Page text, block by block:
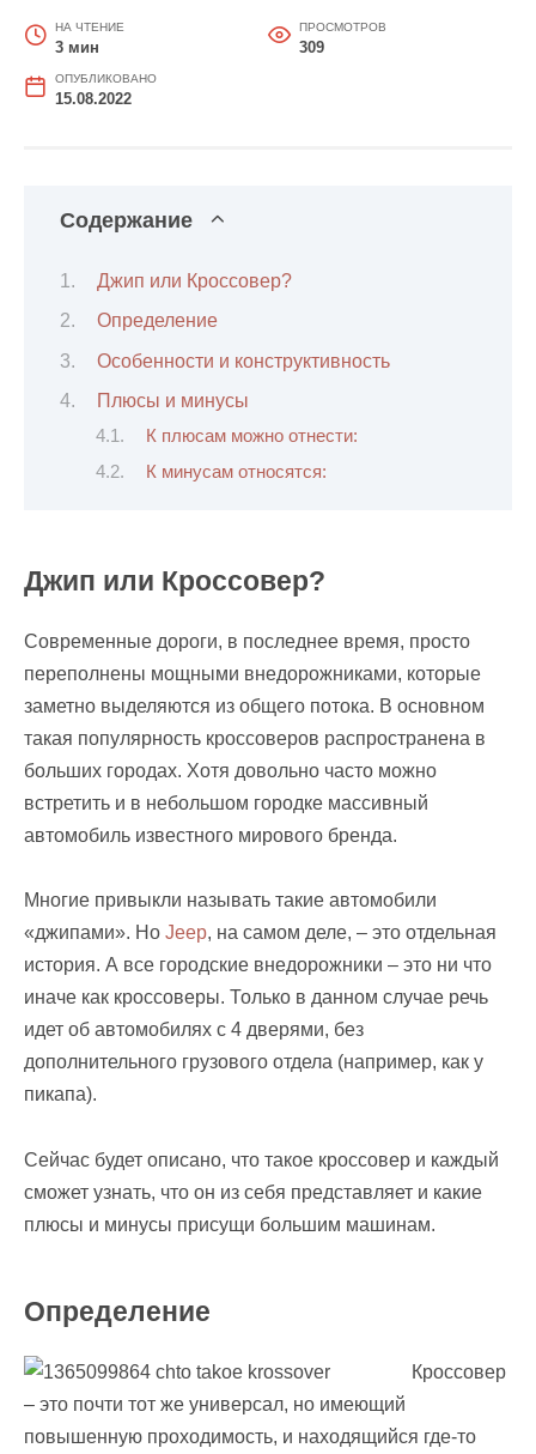
НА ЧТЕНИЕ
3 мин
ПРОСМОТРОВ
309
ОПУБЛИКОВАНО
15.08.2022
Содержание
Джип или Кроссовер?
Определение
Особенности и конструктивность
Плюсы и минусы
К плюсам можно отнести:
К минусам относятся:
Джип или Кроссовер?
Современные дороги, в последнее время, просто
переполнены мощными внедорожниками, которые
заметно выделяются из общего потока. В основном
такая популярность кроссоверов распространена в
больших городах. Хотя довольно часто можно
встретить и в небольшом городке массивный
автомобиль известного мирового бренда.
Многие привыкли называть такие автомобили
«джипами». Но Jeep, на самом деле, – это отдельная
история. А все городские внедорожники – это ни что
иначе как кроссоверы. Только в данном случае речь
идет об автомобилях с 4 дверями, без
дополнительного грузового отдела (например, как у
пикапа).
Сейчас будет описано, что такое кроссовер и каждый
сможет узнать, что он из себя представляет и какие
плюсы и минусы присущи большим машинам.
Определение
Кроссовер
– это почти тот же универсал, но имеющий
повышенную проходимость, и находящийся где-то